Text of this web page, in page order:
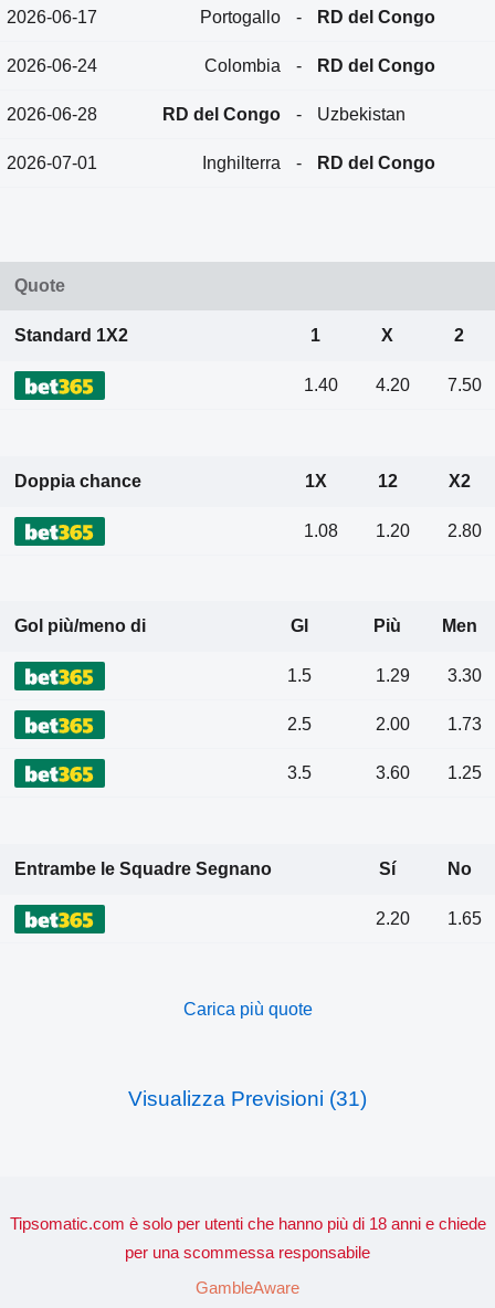
2026-06-17 Portogallo - RD del Congo
2026-06-24 Colombia - RD del Congo
2026-06-28 RD del Congo - Uzbekistan
2026-07-01 Inghilterra - RD del Congo
Quote
Standard 1X2 1 X 2
1.40 4.20 7.50
Doppia chance 1X 12 X2
1.08 1.20 2.80
Gol più/meno di Gl Più Men
1.5 1.29 3.30
2.5 2.00 1.73
3.5 3.60 1.25
Entrambe le Squadre Segnano Sí No
2.20 1.65
Carica più quote
Visualizza Previsioni (31)
Tipsomatic.com è solo per utenti che hanno più di 18 anni e chiede
per una scommessa responsabile
GambleAware